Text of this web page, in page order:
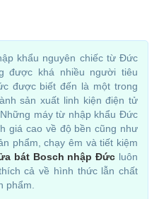
khẩu nguyên chiếc từ Đức
được khá nhiều người tiêu
được biết đến là một trong
sản xuất linh kiện điện tử
máy từ nhập khẩu Đức
giá cao về độ bền cũng như
phẩm, chạy êm và tiết kiệm
bát Bosch nhập Đức luôn
cả về hình thức lẫn chất
phẩm.